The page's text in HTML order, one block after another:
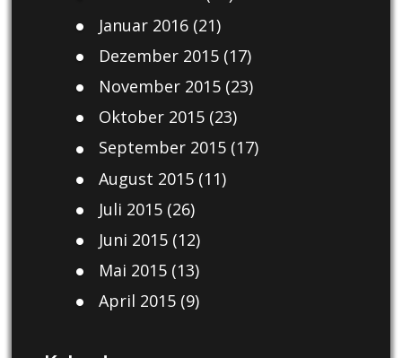
Januar 2016(21)
Dezember 2015(17)
November 2015(23)
Oktober 2015(23)
September 2015(17)
August 2015(11)
Juli 2015(26)
Juni 2015(12)
Mai 2015(13)
April 2015(9)